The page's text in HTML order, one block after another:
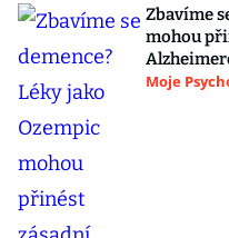
Zbavíme
mohou
Moje